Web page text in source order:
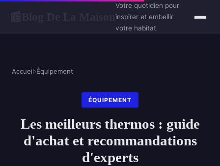
Votre quotidien pour
inspirer et embellir
votre habitat
Accueil›Équipement
ÉQUIPEMENT
Les meilleurs thermos : guide
d'achat et recommandations
d'experts